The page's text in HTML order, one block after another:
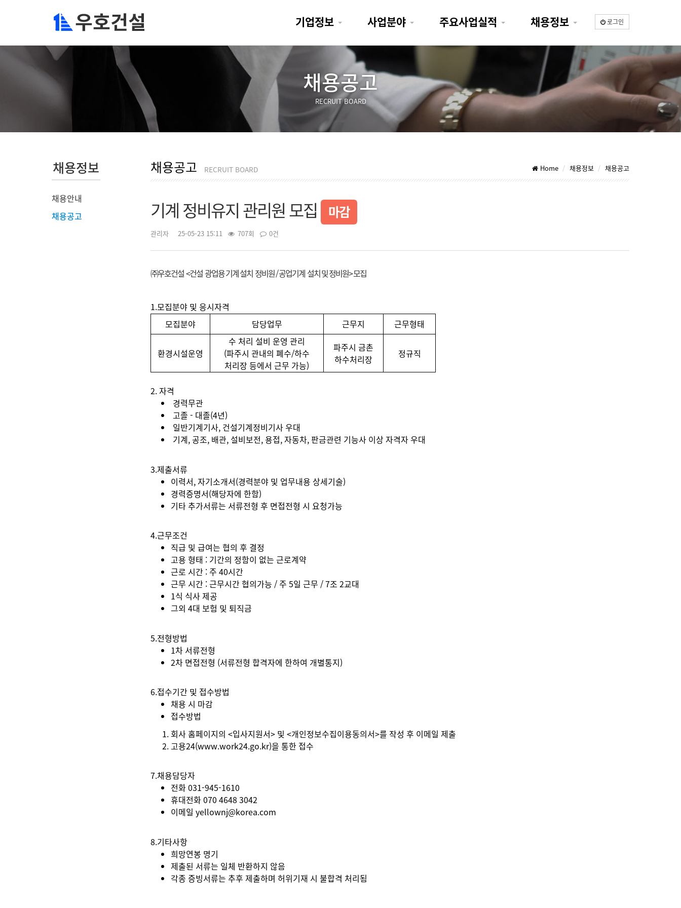
기업정보 사업분야 주요사업실적 채용정보 로그인
채용공고
RECRUIT BOARD
채용정보
채용안내
채용공고
채용공고 RECRUIT BOARD Home 채용정보 채용공고
기계 정비유지 관리원 모집 마감
관리자 25-05-23 15:11 707회 0건
㈜우호건설 <건설 광업용 기계 설치 정비원 / 공업기계 설치 및 정비원> 모집
1.모집분야 및 응시자격
모집분야
담당업무 근무지 근무형태
환경시설운영
수 처리 설비 운영 관리
(파주시 관내의 폐수/하수
처리장 등에서 근무 가능)
파주시 금촌
하수처리장
정규직
2. 자격
경력무관
고졸 - 대졸(4년)
일반기계기사, 건설기계정비기사 우대
기계, 공조, 배관, 설비보전, 용접, 자동차, 판금관련 기능사 이상 자격자 우대
3.제출서류
이력서, 자기소개서(경력분야 및 업무내용 상세기술)
경력증명서(해당자에 한함)
기타 추가서류는 서류전형 후 면접전형 시 요청가능
4.근무조건
직급 및 급여는 협의 후 결정
고용 형태 : 기간의 정함이 없는 근로계약
근로 시간 : 주 40시간
근무 시간 : 근무시간 협의가능 / 주 5일 근무 / 7조 2교대
1식 식사 제공
그외 4대 보험 및 퇴직금
5.전형방법
1차 서류전형
2차 면접전형 (서류전형 합격자에 한하여 개별통지)
6.접수기간 및 접수방법
채용 시 마감
접수방법
회사 홈페이지의 <입사지원서> 및 <개인정보수집이용동의서>를 작성 후 이메일 제출
고용24(www.work24.go.kr)을 통한 접수
7.채용담당자
전화 031-945-1610
휴대전화 070 4648 3042
이메일 yellownj@korea.com
8.기타사항
희망연봉 명기
제출된 서류는 일체 반환하지 않음
각종 증빙서류는 추후 제출하며 허위기재 시 불합격 처리됨